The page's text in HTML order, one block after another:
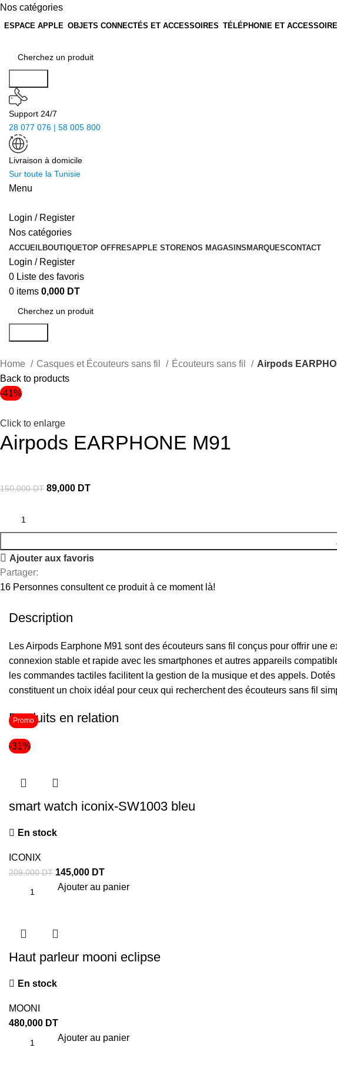
Nos catégories
ESPACE APPLE OBJETS CONNECTÉS ET ACCESSOIRES TÉLÉPHONIE ET
Support 24/7
28 077 076 | 58 005 800
Livraison à domicile
Sur toute la Tunisie
Menu
Login / Register
Nos catégories
ACCUEILBOUTIQUETOP OFFRESAPPLE STORENOS MAGASINSMARQUESCONTACT
Login / Register
0 Liste des favoris
0 items 0,000 DT
Home Casques et Écouteurs sans fil Écouteurs sans fil
Airpods
Back to products
-41%
Click to enlarge
Airpods EARPHONE M91
150,000DT 89,000 DT
Ajouter aux favoris
Partager:
16 Personnes consultent ce produit à ce moment là!
Description
Les Airpods Earphone M91 sont des écouteurs sans fil conçus pour offrir
connexion stable et rapide avec les smartphones et autres appareils
les commandes tactiles facilitent la gestion de la musique et des appels.
constituent un choix idéal pour ceux qui recherchent des écouteurs sans fil
Produits en relation
-31%
Promo
smart watch iconix-SW1003 bleu
En stock
ICONIX
209,000DT 145,000 DT
Ajouter au panier
Haut parleur mooni eclipse
En stock
MOONI
480,000 DT
Ajouter au panier